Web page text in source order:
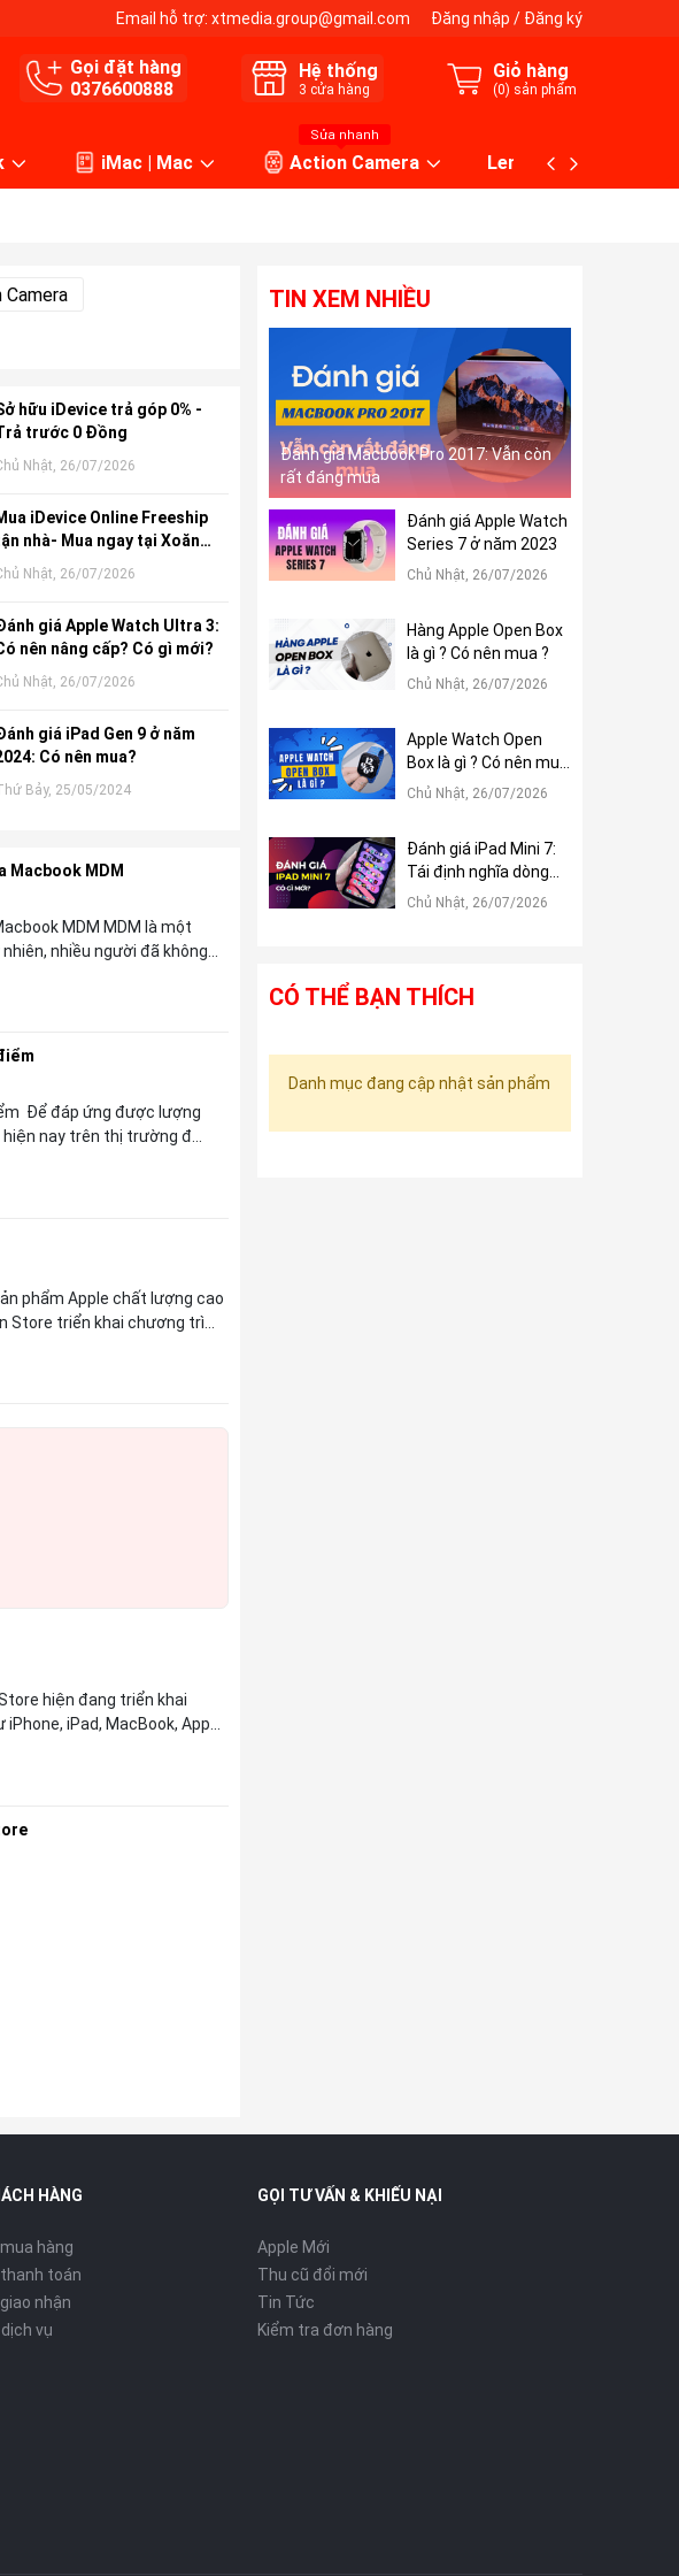
Email hỗ trợ: xtmedia.group@gmail.com Đăng nhập / Đăng ký
Gọi đặt hàng
0376600888
Hệ thống
3 cửa hàng
Giỏ hàng
(0) sản phẩm
iMac | Mac
Sửa nhanh
Action Camera Lens máy ảnh
hữu iDevice trả góp 0% -
trước 0 Đồng
Nhật, 26/07/2026
iDevice Online Freeship
nhà- Mua ngay tại Xoăn
Store
Nhật, 26/07/2026
giá Apple Watch Ultra 3:
nên nâng cấp? Có gì mới?
Nhật, 26/07/2026
giá iPad Gen 9 ở năm
Có nên mua?
Bảy, 25/05/2024
Macbook MDM
MDM MDM là một
nhiều người đã không
Để đáp ứng được lượng
nay trên thị trường đ...
phẩm Apple chất lượng cao
Store triển khai chương trì...
iPad, MacBook, App...
TIN XEM NHIỀU
Đánh giá Macbook Pro 2017: Vẫn còn
rất đáng mua
Đánh giá Apple Watch
Series 7 ở năm 2023
Chủ Nhật, 26/07/2026
Hàng Apple Open Box
là gì ? Có nên mua ?
Chủ Nhật, 26/07/2026
Apple Watch Open
Box là gì ? Có nên mua
?
Chủ Nhật, 26/07/2026
Đánh giá iPad Mini 7:
Tái định nghĩa dòng
iPad Mini
Chủ Nhật, 26/07/2026
CÓ THỂ BẠN THÍCH
Danh mục đang cập nhật sản phẩm
HÀNG
hàng
toán
nhận
vụ
GỌI TƯ VẤN & KHIẾU NẠI
Apple Mới
Thu cũ đổi mới
Tin Tức
Kiểm tra đơn hàng